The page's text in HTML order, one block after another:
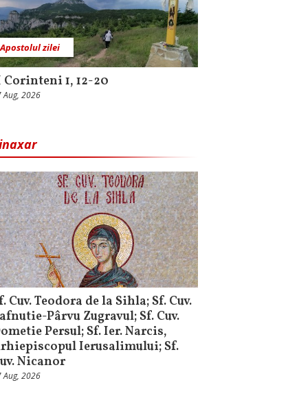
Apostolul zilei
1, 12-20
Aug, 2026
Cuv. Teodora de la Sihla; Sf. Cuv.
Pârvu Zugravul; Sf. Cuv.
Persul; Sf. Ier. Narcis,
Ierusalimului; Sf.
Nicanor
Aug, 2026